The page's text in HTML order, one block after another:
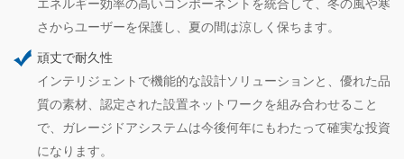
エネルギー効率の高いコンポーネントを統合して、冬の風や寒
さからユーザーを保護し、夏の間は涼しく保ちます。
頑丈で耐久性
インテリジェントで機能的な設計ソリューションと、優れた品
質の素材、認定された設置ネットワークを組み合わせること
で、ガレージドアシステムは今後何年にもわたって確実な投資
になります。